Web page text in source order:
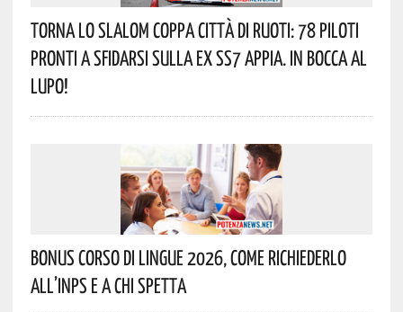
Torna Lo Slalom Coppa Città Di Ruoti: 78 Piloti
Pronti A Sfidarsi Sulla Ex SS7 Appia. In Bocca Al
Lupo!
Bonus Corso Di Lingue 2026, Come Richiederlo
All’INPS E A Chi Spetta